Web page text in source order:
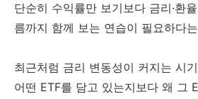
단순히 수익률만 보기보다 금리·환
름까지 함께 보는 연습이 필요하다
최근처럼 금리 변동성이 커지는 시
어떤 ETF를 담고 있는지보다 왜 그